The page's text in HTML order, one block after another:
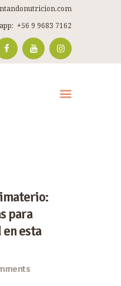
+56 9 9683 7162
para
esta